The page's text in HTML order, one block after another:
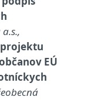
projektu
EÚ